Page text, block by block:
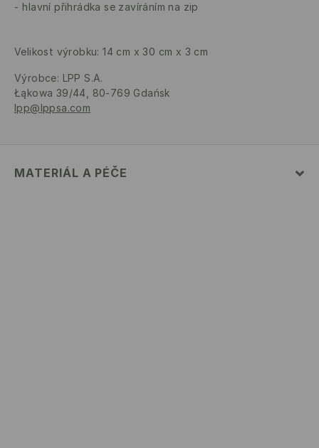
hlavní přihrádka se zavíráním na zip
Velikost výrobku: 14 cm x 30 cm x 3 cm
Výrobce: LPP S.A.
Łąkowa 39/44, 80-769 Gdańsk
lpp@lppsa.com
MATERIÁL A PÉČE